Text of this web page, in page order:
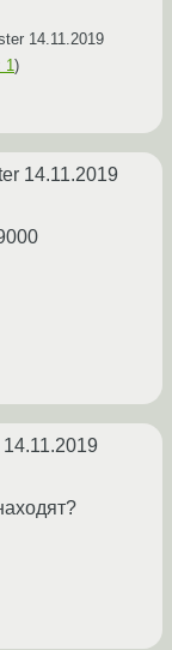
14.11.2019
1)
14.11.2019
14.11.2019